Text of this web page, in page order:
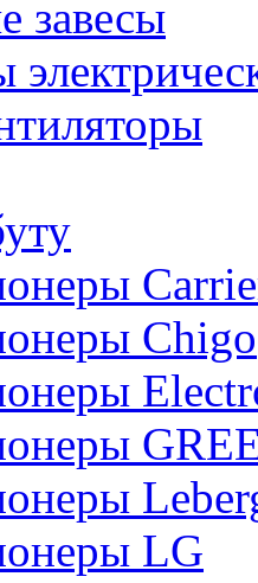
завесы
Chigo
LG